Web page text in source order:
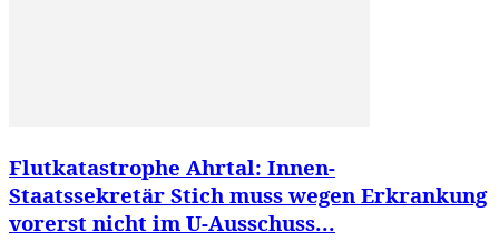
Flutkatastrophe Ahrtal: Innen-
Staatssekretär Stich muss wegen Erkrankung
vorerst nicht im U-Ausschuss...